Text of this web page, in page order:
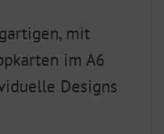
mit
im A6
Designs